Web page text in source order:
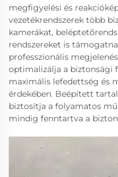
megfigyelési és
vezetékrendszerek több
kamerákat,
rendszereket is
professzionális
optimalizálja a biztonsági
maximális lefedettség és
érdekében. Beépített
biztosítja a folyamatos
mindig fenntartva a